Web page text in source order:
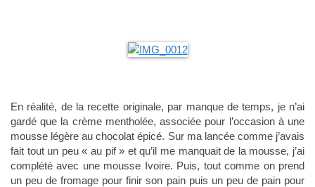
En réalité, de la recette originale, par manque de temps, je n’ai
gardé que la crème mentholée, associée pour l’occasion à une
mousse légère au chocolat épicé. Sur ma lancée comme j’avais
fait tout un peu « au pif » et qu’il me manquait de la mousse, j’ai
complété avec une mousse Ivoire. Puis, tout comme on prend
un peu de fromage pour finir son pain puis un peu de pain pour